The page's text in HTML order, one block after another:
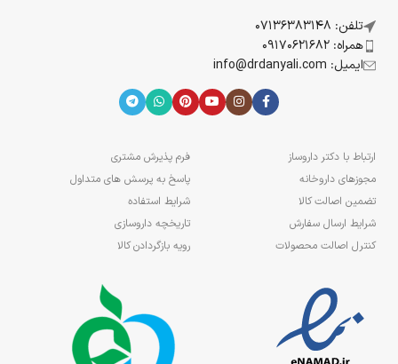
تلفن: 07136383148
همراه: 09170621682
ایمیل: info@drdanyali.com
ارتباط با دکتر داروساز
مجوزهای داروخانه
تضمین اصالت کالا
شرایط ارسال سفارش
کنترل اصالت محصولات
فرم پذیرش مشتری
پاسخ به پرسش های متداول
شرایط استفاده
تاریخچه داروسازی
رویه بازگردادن کالا